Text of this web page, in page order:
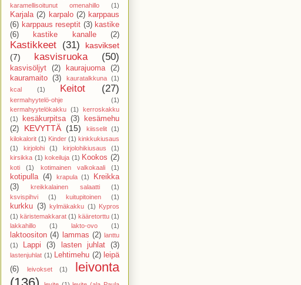
karamellisoitunut omenahillo (1)
Karjala (2) karpalo (2) karppaus
(6) karppaus reseptit (3) kastike
(6)
kastike kanalle (2)
Kastikkeet (31)
kasvikset
(7)
kasvisruoka (50)
kasvisöljyt (2) kaurajuoma
(2)
kauramaito (3) kauratalkkuna
(1)
kcal
(1) Keitot (27)
kermahyytelö-ohje
(1)
kermahyytelökakku (1)
kerroskakku
(1)
kesäkurpitsa (3)
kesämehu
(2)
KEVYTTÄ (15) kiisselit
(1)
kilokalorit (1) Kinder (1) kinkkukiusaus
(1)
kirjolohi (1) kirjolohikiusaus
(1)
kirsikka (1) kokeiluja (1) Kookos (2)
koti (1) kotimainen valkokaali (1)
kotipulla (4) krapula (1)
Kreikka
(3)
kreikkalainen salaatti
(1)
ksvispihvi
(1) kuitupitoinen (1)
kurkku (3) kylmäkakku (1) Kypros
(1) käristemakkarat (1) kääretorttu (1)
lakkahillo
(1) lakto-ovo (1)
laktoositon (4) lammas (2) lanttu
(1)
Lappi (3) lasten juhlat (3)
lastenjuhlat (1) Lehtimehu (2) leipä
(6)
leivokset (1)
leivonta